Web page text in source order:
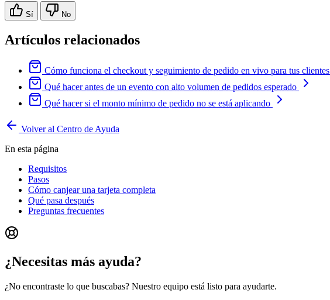
Sí No
Artículos relacionados
Cómo funciona el checkout y seguimiento de pedido en vivo para tus clientes
Qué hacer antes de un evento con alto volumen de pedidos esperado
Qué hacer si el monto mínimo de pedido no se está aplicando
Volver al Centro de Ayuda
En esta página
Requisitos
Pasos
Cómo canjear una tarjeta completa
Qué pasa después
Preguntas frecuentes
¿Necesitas más ayuda?
¿No encontraste lo que buscabas? Nuestro equipo está listo para ayudarte.